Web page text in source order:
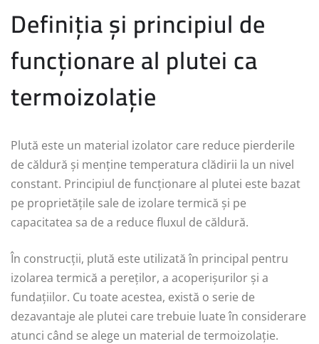
Definiția și principiul de
funcționare al plutei ca
termoizolație
Plută este un material izolator care reduce pierderile
de căldură și menține temperatura clădirii la un nivel
constant. Principiul de funcționare al plutei este bazat
pe proprietățile sale de izolare termică și pe
capacitatea sa de a reduce fluxul de căldură.
În construcții, plută este utilizată în principal pentru
izolarea termică a pereților, a acoperișurilor și a
fundațiilor. Cu toate acestea, există o serie de
dezavantaje ale plutei care trebuie luate în considerare
atunci când se alege un material de termoizolație.